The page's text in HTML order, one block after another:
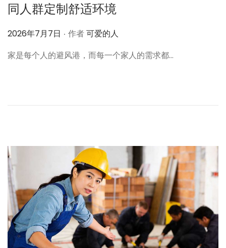
同人群定制舒适环境
作
2026年7月7日 . 作者可爱的人
家是每个人的避风港，而每一个家人的需求都…